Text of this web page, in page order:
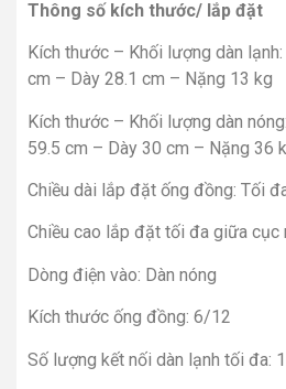
Thông số kích thước/ lắp đặt
Kích thước – Khối lượng dàn
cm – Dày 28.1 cm – Nặng 13 kg
Kích thước – Khối lượng dàn
59.5 cm – Dày 30 cm – Nặng 36
Chiều dài lắp đặt ống đồng: Tối
Chiều cao lắp đặt tối đa giữa cục
Dòng điện vào: Dàn nóng
Kích thước ống đồng: 6/12
Số lượng kết nối dàn lạnh tối đa: 1